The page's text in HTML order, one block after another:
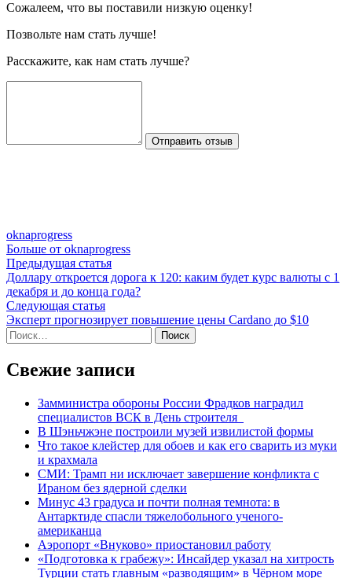
Сожалеем, что вы поставили низкую оценку!
Позвольте нам стать лучше!
Расскажите, как нам стать лучше?
Отправить отзыв
oknaprogress
Больше от oknaprogress
Навигация
по
записям
Предыдущая статьяПредыдущая
статья:
Доллару откроется дорога к 120: каким будет курс валюты с 1
декабря и до конца года?
Следующая статьяСледующая
статья:
Эксперт прогнозирует повышение цены Cardano до $10
Найти:
Свежие записи
Замминистра обороны России Фрадков наградил
специалистов ВСК в День строителя
В Шэньчжэне построили музей извилистой формы
Что такое клейстер для обоев и как его сварить из муки
и крахмала
СМИ: Трамп ни исключает завершение конфликта с
Ираном без ядерной сделки
Минус 43 градуса и почти полная темнота: в
Антарктиде спасли тяжелобольного ученого-
американца
Аэропорт «Внуково» приостановил работу
«Подготовка к грабежу»: Инсайдер указал на хитрость
Турции стать главным «разводящим» в Чёрном море